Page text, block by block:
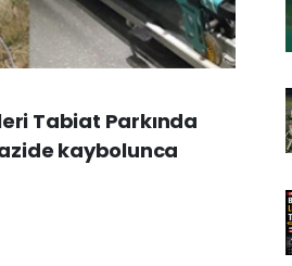
Tabiat Parkında
kaybolunca